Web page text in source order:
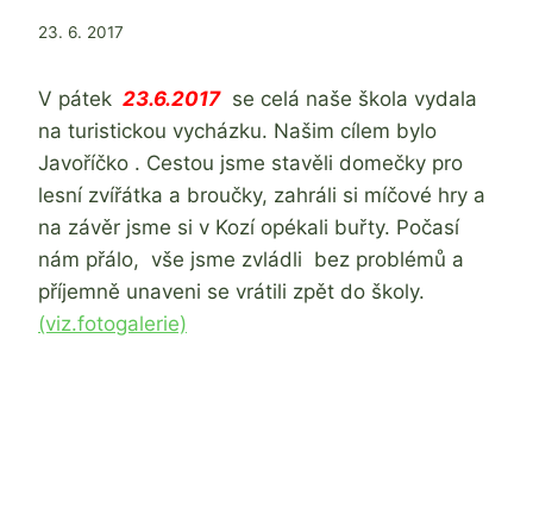
Od
23. 6. 2017
V pátek 23.6.2017 se celá naše škola vydala
na turistickou vycházku. Našim cílem bylo
Javoříčko . Cestou jsme stavěli domečky pro
lesní zvířátka a broučky, zahráli si míčové hry a
na závěr jsme si v Kozí opékali buřty. Počasí
nám přálo, vše jsme zvládli bez problémů a
příjemně unaveni se vrátili zpět do školy.
(viz.fotogalerie)